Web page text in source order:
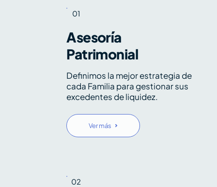
01
Asesoría
Patrimonial
Definimos la mejor estrategia de
cada Familia para gestionar sus
excedentes de liquidez.
Ver más
02